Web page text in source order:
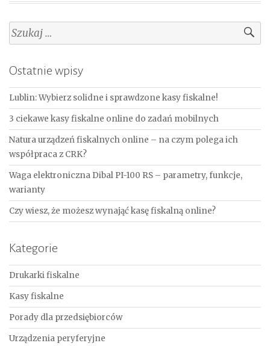
Szukaj:
Ostatnie wpisy
Lublin: Wybierz solidne i sprawdzone kasy fiskalne!
3 ciekawe kasy fiskalne online do zadań mobilnych
Natura urządzeń fiskalnych online – na czym polega ich
współpraca z CRK?
Waga elektroniczna Dibal PI-100 RS – parametry, funkcje,
warianty
Czy wiesz, że możesz wynająć kasę fiskalną online?
Kategorie
Drukarki fiskalne
Kasy fiskalne
Porady dla przedsiębiorców
Urządzenia peryferyjne